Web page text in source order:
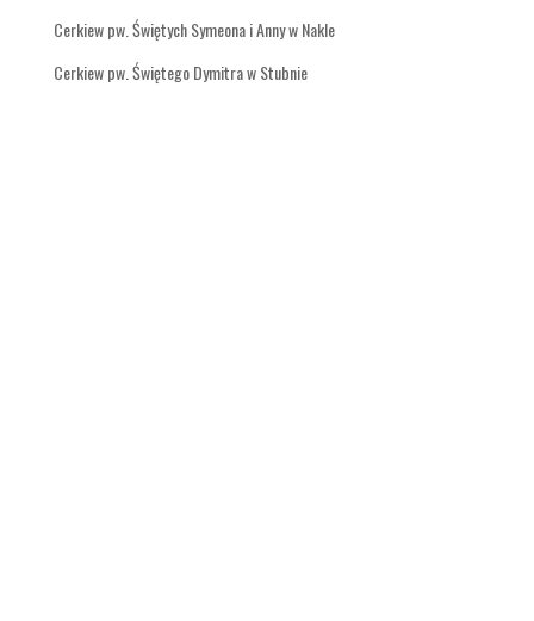
Cerkiew pw. Świętych Symeona i Anny w Nakle
Cerkiew pw. Świętego Dymitra w Stubnie